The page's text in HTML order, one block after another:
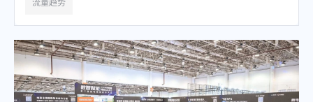
流量趋势